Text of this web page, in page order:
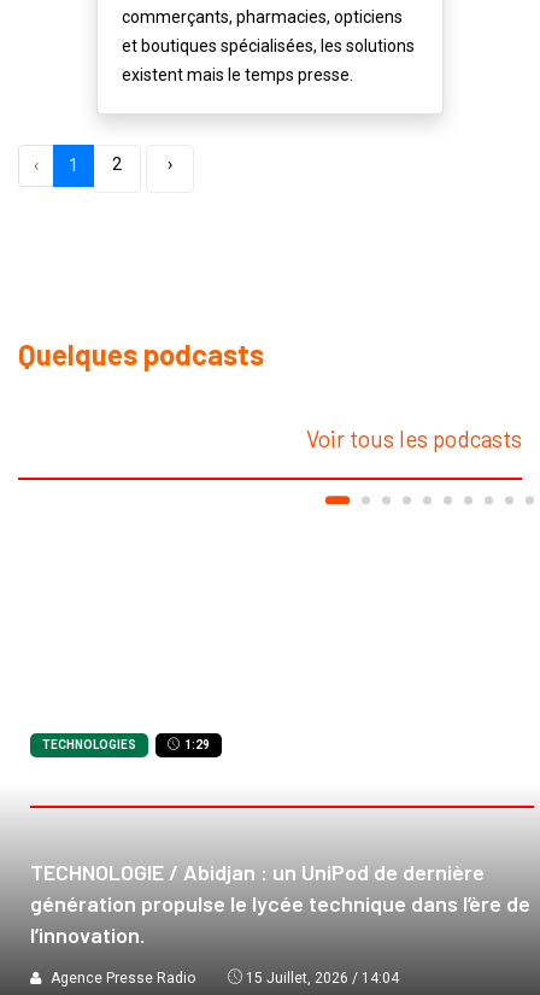
commerçants, pharmacies, opticiens
et boutiques spécialisées, les solutions
existent mais le temps presse.
‹ 1 2 ›
Quelques podcasts
Voir tous les podcasts
TECHNOLOGIES 1:29
TECHNOLOGIE / Abidjan : un UniPod de dernière
génération propulse le lycée technique dans l’ère de
l’innovation.
Agence Presse Radio 15 Juillet, 2026 / 14:04